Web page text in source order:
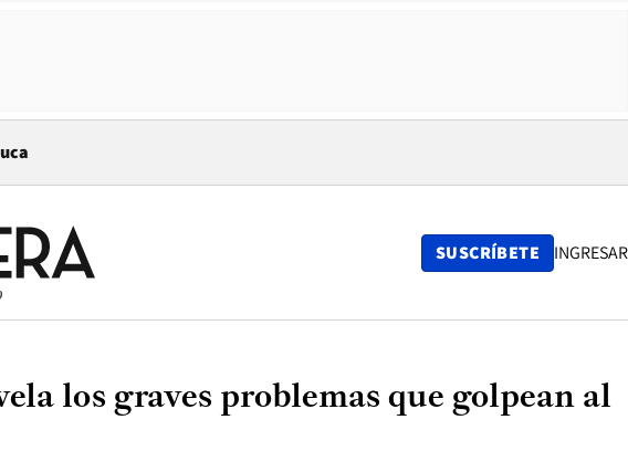
in new window
SUSCRÍBETE INGRESAR
los graves problemas que golpean al